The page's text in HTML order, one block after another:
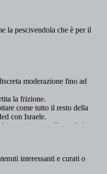
interessanti e curati o